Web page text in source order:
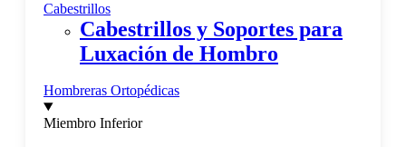
Cabestrillos
Cabestrillos y Soportes para
Luxación de Hombro
Hombreras Ortopédicas
Miembro Inferior